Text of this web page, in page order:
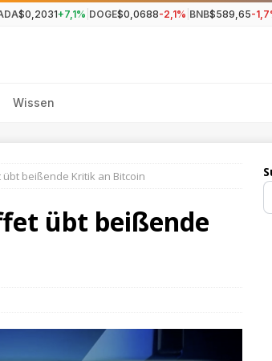
$0,2031+7,1% DOGE$0,0688-2,1% BNB$589,65-
Wissen
beißende Kritik an Bitcoin
übt beißende